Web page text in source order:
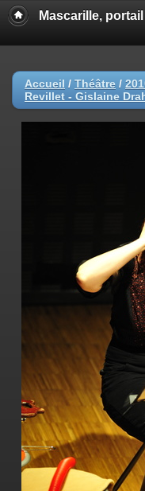
Mascarille,
Accueil / Théâtre /
Revillet - Gislaine